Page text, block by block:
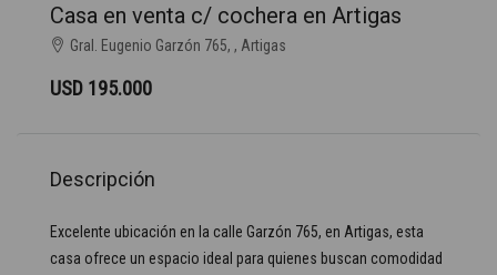
Casa en venta c/ cochera en Artigas
Gral. Eugenio Garzón 765, , Artigas
USD 195.000
Descripción
Excelente ubicación en la calle Garzón 765, en Artigas, esta
casa ofrece un espacio ideal para quienes buscan comodidad